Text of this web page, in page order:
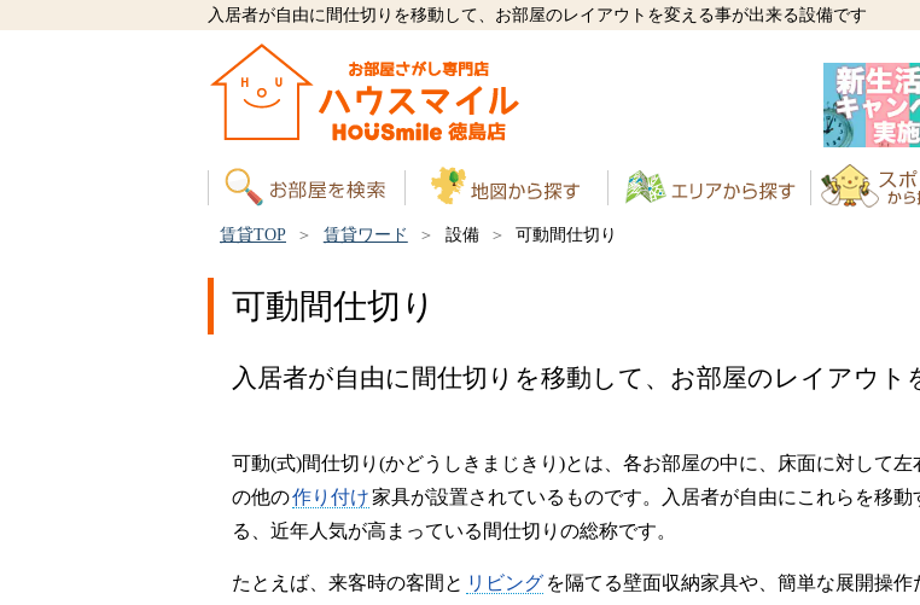
入居者が自由に間仕切りを移動して、お部屋のレイアウトを変える事が出来る設備です
賃貸TOP 賃貸ワード 設備 可動間仕切り
可動間仕切り
入居者が自由に間仕切りを移動して、お部屋のレイアウト
可動(式)間仕切り(かどうしきまじきり)とは、各お部屋の中に、床面に対して
の他の作り付け家具が設置されているものです。入居者が自由にこれらを移
る、近年人気が高まっている間仕切りの総称です。
たとえば、来客時の客間と リビング を隔てる壁面収納家具や、簡単な展開操